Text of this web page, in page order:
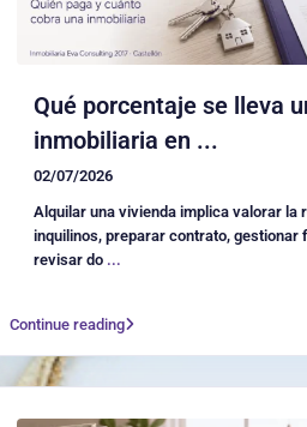
Qué porcentaje se lleva
inmobiliaria en ...
02/07/2026
Alquilar una vivienda implica valorar la
inquilinos, preparar contrato, gestionar
revisar do ...
Continue reading